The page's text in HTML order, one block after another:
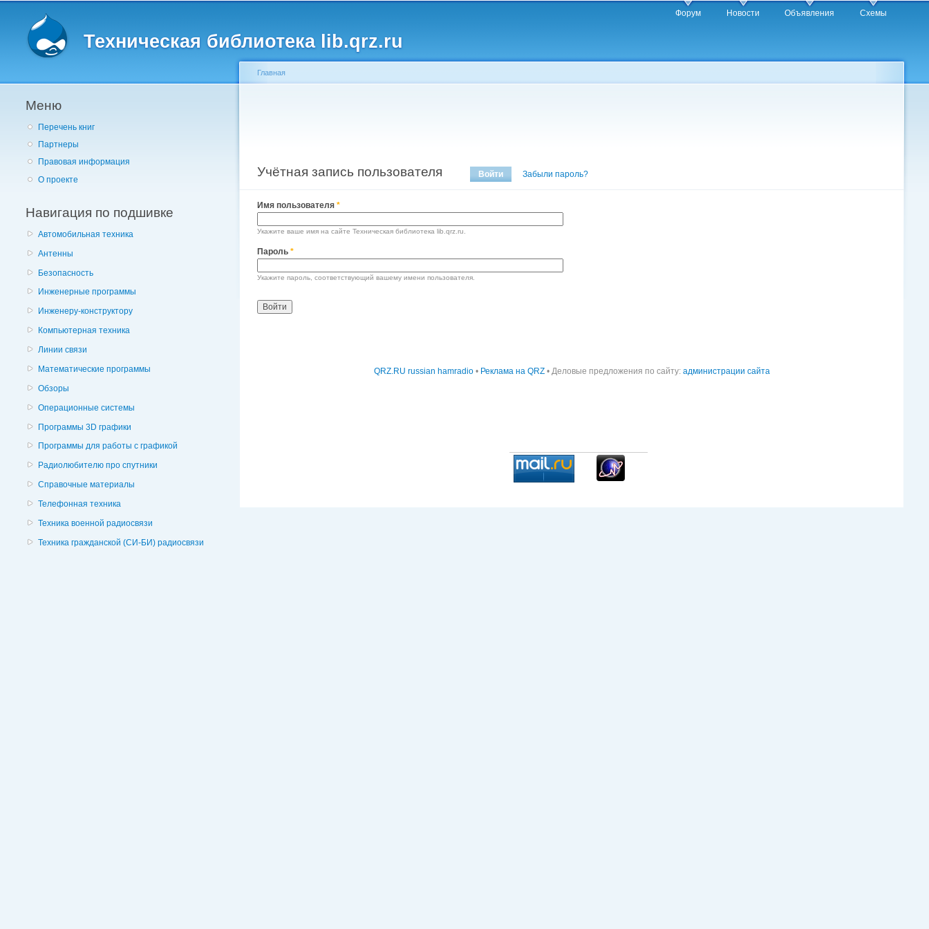
Техническая библиотека lib.qrz.ru
Форум Новости Объявления Схемы
Меню
Перечень книг
Партнеры
Правовая информация
О проекте
Навигация по подшивке
Автомобильная техника
Антенны
Безопасность
Инженерные программы
Инженеру-конструктору
Компьютерная техника
Линии связи
Математические программы
Обзоры
Операционные системы
Программы 3D графики
Программы для работы с графикой
Радиолюбителю про спутники
Справочные материалы
Телефонная техника
Техника военной радиосвязи
Техника гражданской (СИ-БИ) радиосвязи
Главная
Учётная запись пользователя
Главные вкладки Войти (активная вкладка)
Забыли пароль?
Имя пользователя *
Укажите ваше имя на сайте Техническая библиотека lib.qrz.ru.
Пароль *
Укажите пароль, соответствующий вашему имени пользователя.
QRZ.RU russian hamradio• Реклама на QRZ• Деловые предложения по сайту: администрации сайта